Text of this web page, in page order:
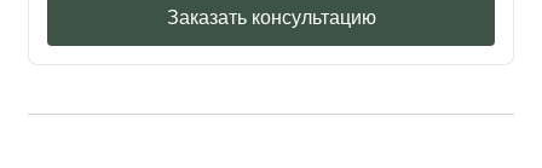
Заказать консультацию